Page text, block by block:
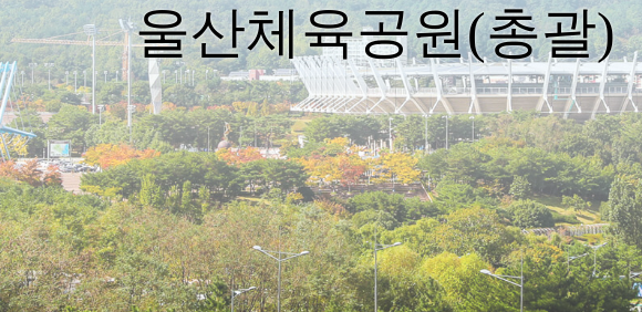
울산체육공원(총괄)